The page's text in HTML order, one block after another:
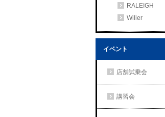
RALEIGH
Wilier
イベント
店舗試乗会
講習会